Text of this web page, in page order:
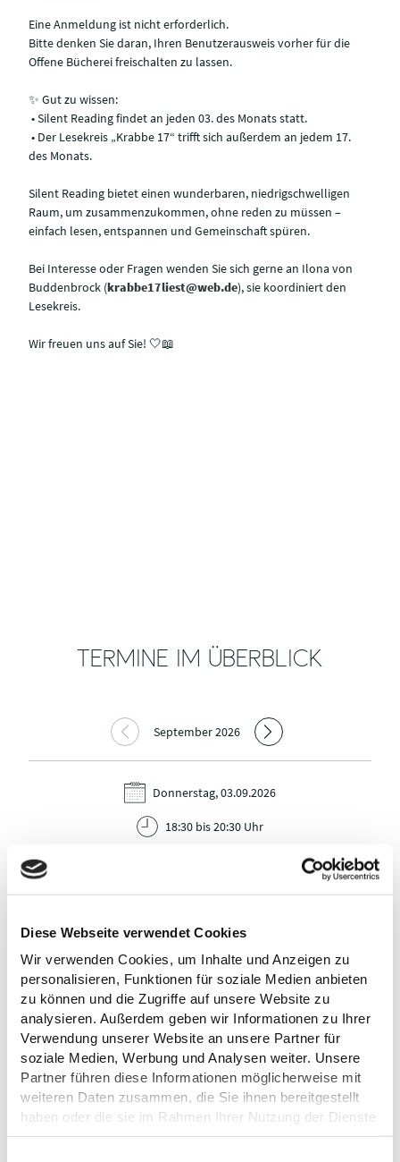
Diese Webseite verwendet Cookies
Wir verwenden Cookies, um Inhalte und Anzeigen zu
personalisieren, Funktionen für soziale Medien anbieten
zu können und die Zugriffe auf unsere Website zu
analysieren. Außerdem geben wir Informationen zu Ihrer
Verwendung unserer Website an unsere Partner für
soziale Medien, Werbung und Analysen weiter. Unsere
Partner führen diese Informationen möglicherweise mit
weiteren Daten zusammen, die Sie ihnen bereitgestellt
haben oder die sie im Rahmen Ihrer Nutzung der Dienste
gesammelt haben.
Eine Anmeldung ist nicht erforderlich.
Bitte denken Sie daran, Ihren Benutzerausweis vorher für die
Offene Bücherei freischalten zu lassen.
✨ Gut zu wissen:
• Silent Reading findet an jeden 03. des Monats statt.
• Der Lesekreis „Krabbe 17“ trifft sich außerdem an jedem 17.
des Monats.
Silent Reading bietet einen wunderbaren, niedrigschwelligen
Raum, um zusammenzukommen, ohne reden zu müssen –
einfach lesen, entspannen und Gemeinschaft spüren.
Bei Interesse oder Fragen wenden Sie sich gerne an Ilona von
Buddenbrock (krabbe17liest@web.de), sie koordiniert den
Lesekreis.
Wir freuen uns auf Sie! 🤍📖
TERMINE IM ÜBERBLICK
September 2026
Donnerstag, 03.09.2026
18:30 bis 20:30 Uhr
VERANSTALTER
Stadtbücherei Plön
Krabbe 17
24306 Plön
Tel.:+49 4522 / 505400
E-Mail:stadtbuecherei@ploen.de
Webseite:stadtbuechereiploen.de